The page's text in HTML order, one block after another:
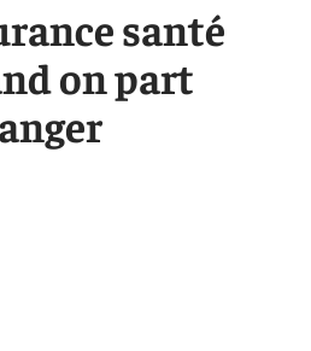
santé
on part